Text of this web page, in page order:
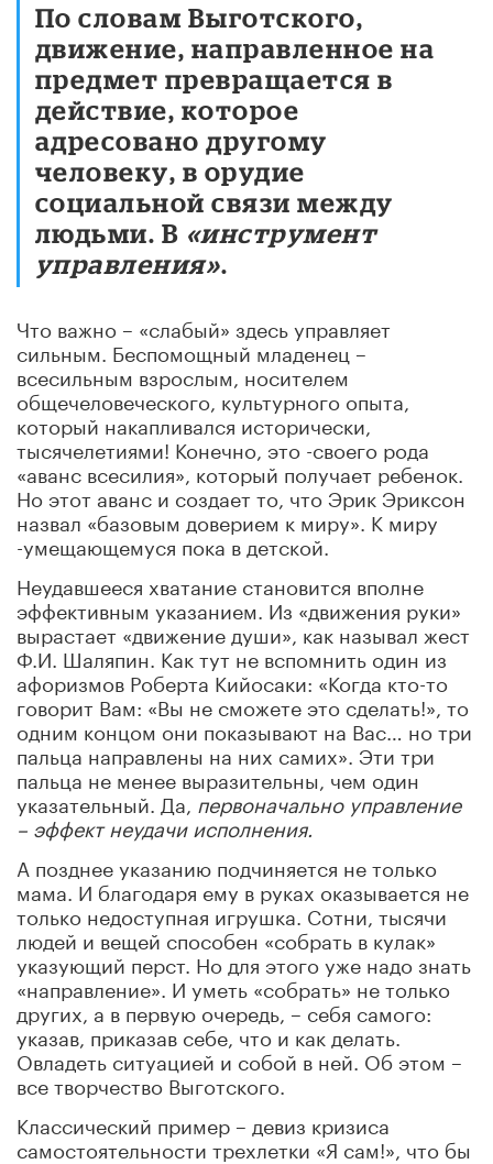
По словам Выготского,
движение, направленное на
предмет превращается в
действие, которое
адресовано другому
человеку, в орудие
социальной связи между
людьми. В «инструмент
управления».
Что важно – «слабый» здесь управляет
сильным. Беспомощный младенец –
всесильным взрослым, носителем
общечеловеческого, культурного опыта,
который накапливался исторически,
тысячелетиями! Конечно, это -своего рода
«аванс всесилия», который получает ребенок.
Но этот аванс и создает то, что Эрик Эриксон
назвал «базовым доверием к миру». К миру
-умещающемуся пока в детской.
Неудавшееся хватание становится вполне
эффективным указанием. Из «движения руки»
вырастает «движение души», как называл жест
Ф.И. Шаляпин. Как тут не вспомнить один из
афоризмов Роберта Кийосаки: «Когда кто-то
говорит Вам: «Вы не сможете это сделать!», то
одним концом они показывают на Вас… но три
пальца направлены на них самих». Эти три
пальца не менее выразительны, чем один
указательный. Да, первоначально управление
– эффект неудачи исполнения.
А позднее указанию подчиняется не только
мама. И благодаря ему в руках оказывается не
только недоступная игрушка. Сотни, тысячи
людей и вещей способен «собрать в кулак»
указующий перст. Но для этого уже надо знать
«направление». И уметь «собрать» не только
других, а в первую очередь, – себя самого:
указав, приказав себе, что и как делать.
Овладеть ситуацией и собой в ней. Об этом –
все творчество Выготского.
Классический пример – девиз кризиса
самостоятельности трехлетки «Я сам!», что бы